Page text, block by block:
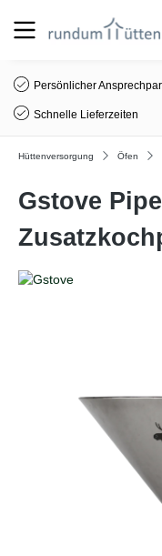
springen
Persönlicher
Schnelle Lieferzeiten
Hüttenversorgung Öfen
Gstove